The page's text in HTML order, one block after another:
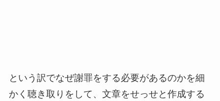
という訳でなぜ謝罪をする必要があるのかを細
かく聴き取りをして、文章をせっせと作成する